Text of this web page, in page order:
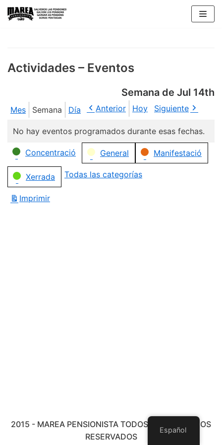
Saltar
Actividades – Eventos
Semana de Jul 14th
Mes Semana Día Anterior Hoy Siguiente
No hay eventos programados durante esas fechas.
Categorías
Concentració General Manifestació
Xerrada Todas las categorías
Imprimir
2015 - MAREA PENSIONISTA TODOS LOS DERECHOS
RESERVADOS
Español